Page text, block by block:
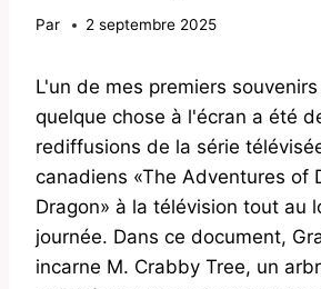
Par 2 septembre 2025
L'un de mes premiers
quelque chose à l'écran a été
rediffusions de la série
canadiens «The Adventures of
Dragon» à la télévision tout au
journée. Dans ce document,
incarne M. Crabby Tree, un